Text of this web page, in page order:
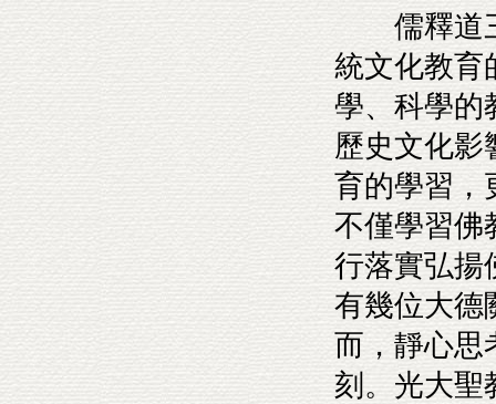
儒釋道三
統文化教育
學、科學的
歷史文化影
育的學習，
不僅學習佛
行落實弘揚
有幾位大德
而，靜心思
刻。光大聖